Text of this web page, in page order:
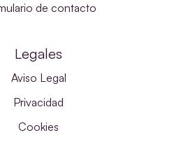
de contacto
Legales
Aviso Legal
Privacidad
Cookies